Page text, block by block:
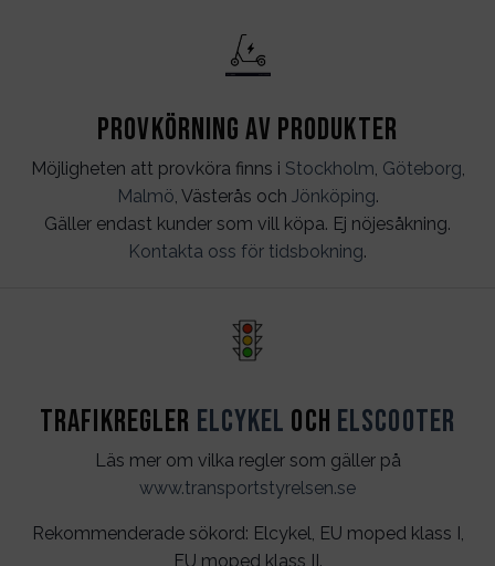
Provkörning av produkter
Möjligheten att provköra finns i Stockholm, Göteborg,
Malmö, Västerås och Jönköping.
Gäller endast kunder som vill köpa. Ej nöjesåkning.
Kontakta oss för tidsbokning.
Trafikregler Elcykel och Elscooter
Läs mer om vilka regler som gäller på
www.transportstyrelsen.se
Rekommenderade sökord: Elcykel, EU moped klass I,
EU moped klass II.